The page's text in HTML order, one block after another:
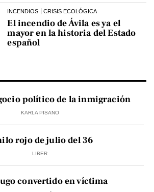
INCENDIOS CRISIS ECOLÓGICA
El incendio de Ávila es ya el
mayor en la historia del Estado
español
político de la inmigración
KARLA PISANO
rojo de julio del 36
LIBER
convertido en víctima